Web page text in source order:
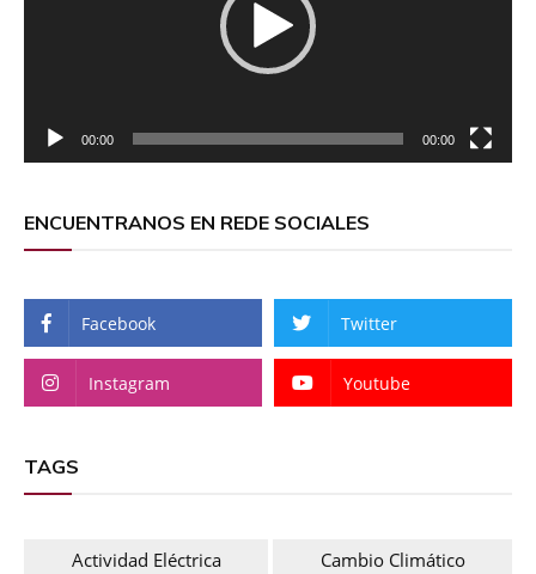
00:00 00:00
ENCUENTRANOS EN REDE SOCIALES
Facebook Twitter
Instagram Youtube
TAGS
Actividad Eléctrica
Cambio Climático